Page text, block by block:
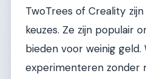
TwoTrees of Creality
keuzes. Ze zijn populair
bieden voor weinig geld.
experimenteren zonder